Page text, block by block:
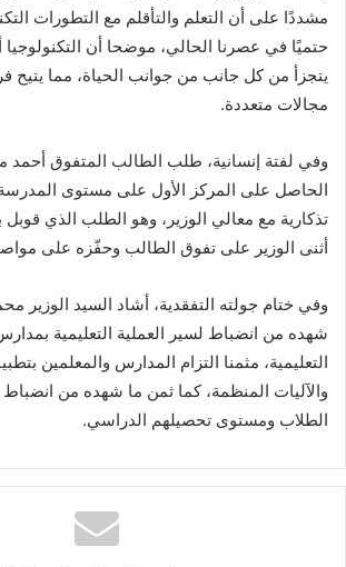
مشددًا على أن التعلم والتأقلم مع التطورات
حتميًا في عصرنا الحالي، موضحا أن
يتجزأ من كل جانب من جوانب الحياة، مما يتيح
مجالات متعددة.
وفي لفتة إنسانية، طلب الطالب المتفوق
الحاصل على المركز الأول على مستوى
تذكارية مع معالي الوزير، وهو الطلب الذي
أثنى الوزير على تفوق الطالب وحفّزه على
وفي ختام جولته التفقدية، أشاد السيد الوزير
شهده من انضباط لسير العملية التعليمية بمدارس
التعليمية، مثمنا التزام المدارس والمعلمين
والآليات المنظمة، كما ثمن ما شهده من
الطلاب ومستوى تحصيلهم الدراسي.